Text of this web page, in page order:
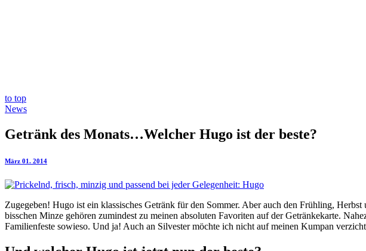
to top
News
Getränk des Monats…Welcher Hugo ist der beste?
März 01. 2014
Zugegeben! Hugo ist ein klassisches Getränk für den Sommer. Aber auch den Frühling,
bisschen Minze gehören zumindest zu meinen absoluten Favoriten auf der Getränkekarte.
Familienfeste sowieso. Und ja! Auch an Silvester möchte ich nicht auf meinen Kumpan